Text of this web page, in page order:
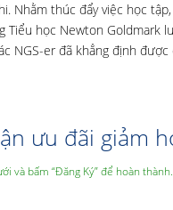
Nhằm thúc đẩy việc học
học Newton Goldmark
NGS-er đã khẳng định
ưu đãi giảm
và bấm “Đăng Ký” để hoàn thành.